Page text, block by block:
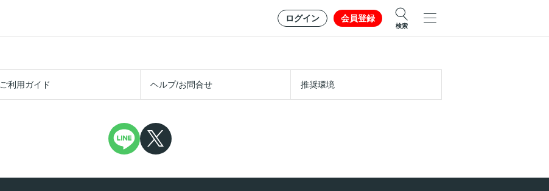
ログイン 会員登録
検索
ご利用ガイド ヘルプ/お問合せ 推奨環境